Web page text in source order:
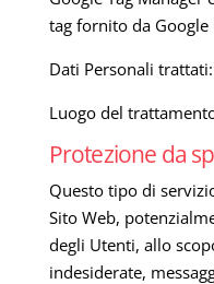
tag fornito da
Dati Personali
Luogo del
Protezione da
Questo tipo di
Sito Web,
degli Utenti, allo
indesiderate,